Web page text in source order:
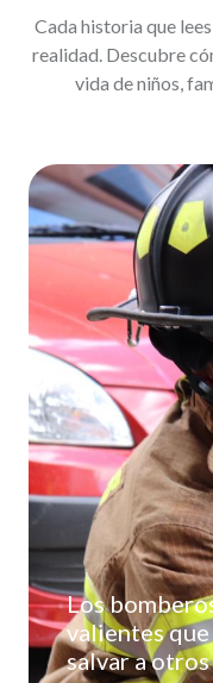
Cada historia que
realidad. Descubre
vida de niños,
Los
valientes que
salvar a otros